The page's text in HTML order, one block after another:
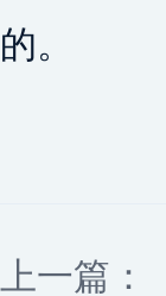
的。
上一篇：